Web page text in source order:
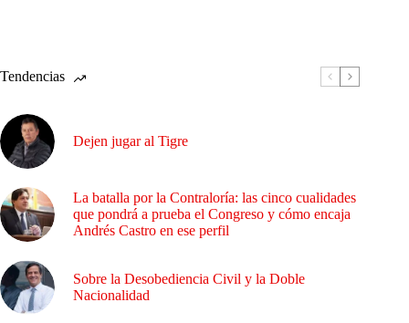
Tendencias
Dejen jugar al Tigre
La batalla por la Contraloría: las cinco cualidades
que pondrá a prueba el Congreso y cómo encaja
Andrés Castro en ese perfil
Sobre la Desobediencia Civil y la Doble
Nacionalidad